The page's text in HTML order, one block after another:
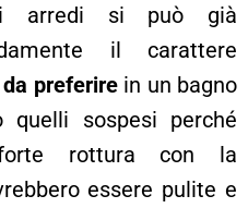
arredi si può già
il carattere
preferirein un bagno
sospesi perché
forte rottura con la
essere pulite e